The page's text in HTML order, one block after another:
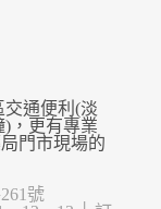
交通便利(淡
)，更有專業
門市現場的
號